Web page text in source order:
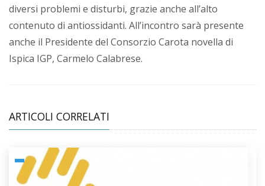
diversi problemi e disturbi, grazie anche all’alto
contenuto di antiossidanti. All’incontro sarà presente
anche il Presidente del Consorzio Carota novella di
Ispica IGP, Carmelo Calabrese.
ARTICOLI CORRELATI